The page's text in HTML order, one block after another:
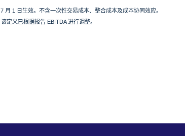
1 日生效。不含一次性交易成本、整合成本及成本协同效应。
定义已根据报告 EBITDA 进行调整。